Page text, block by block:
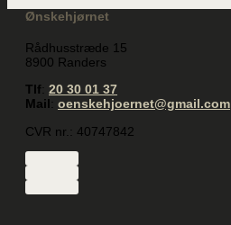
Ønskehjørnet
Rådhusstræde 15
8900 Randers
Tlf: 20 30 01 37
Mail: oenskehjoernet@gmail.com
CVR nr.: 40747842